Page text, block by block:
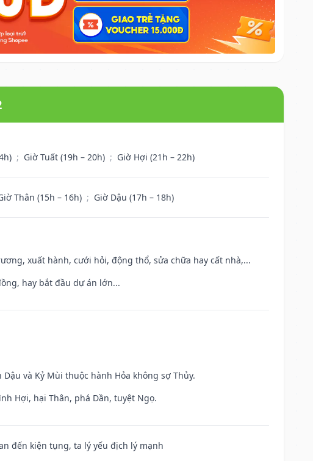
; Giờ Tuất (19h – 20h) ; Giờ Hợi (21h – 22h)
Thân (15h – 16h) ; Giờ Dậu (17h – 18h)
xuất hành, cưới hỏi, động thổ, sửa chữa hay cất nhà,...
hay bắt đầu dự án lớn...
và Kỷ Mùi thuộc hành Hỏa không sợ Thủy.
Hợi, hại Thân, phá Dần, tuyệt Ngọ.
đến kiện tụng, ta lý yếu địch lý mạnh